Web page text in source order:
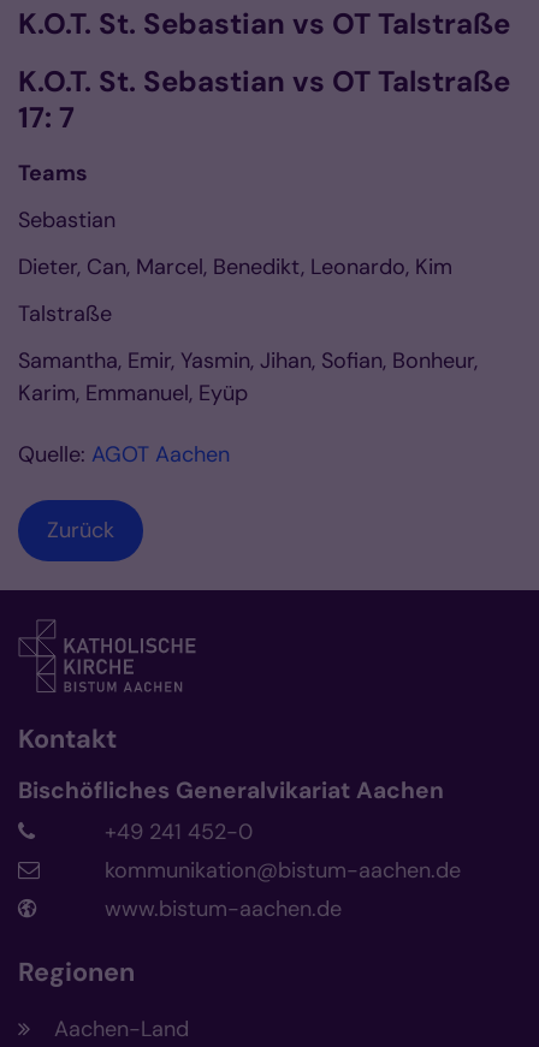
K.O.T. St. Sebastian vs OT Talstraße
K.O.T. St. Sebastian vs OT Talstraße
17: 7
Teams
Sebastian
Dieter, Can, Marcel, Benedikt, Leonardo, Kim
Talstraße
Samantha, Emir, Yasmin, Jihan, Sofian, Bonheur,
Karim, Emmanuel, Eyüp
Quelle: AGOT Aachen
Zurück
Kontakt
Bischöfliches Generalvikariat Aachen
+49 241 452-0
kommunikation@bistum-aachen.de
www.bistum-aachen.de
Regionen
Aachen-Land